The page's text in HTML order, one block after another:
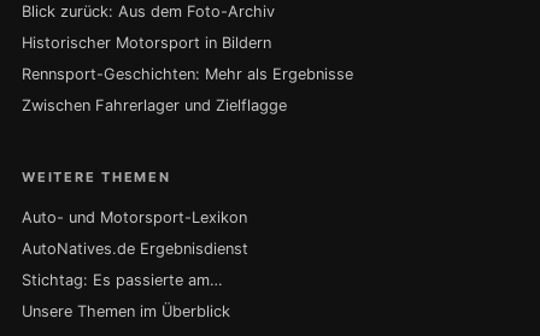
Blick zurück: Aus dem Foto-Archiv
Historischer Motorsport in Bildern
Rennsport-Geschichten: Mehr als Ergebnisse
Zwischen Fahrerlager und Zielflagge
WEITERE THEMEN
Auto- und Motorsport-Lexikon
AutoNatives.de Ergebnisdienst
Stichtag: Es passierte am…
Unsere Themen im Überblick